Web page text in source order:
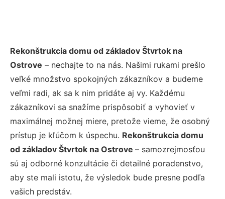
Rekonštrukcia domu od základov Štvrtok na
Ostrove – nechajte to na nás. Našimi rukami prešlo
veľké množstvo spokojných zákazníkov a budeme
veľmi radi, ak sa k nim pridáte aj vy. Každému
zákazníkovi sa snažíme prispôsobiť a vyhovieť v
maximálnej možnej miere, pretože vieme, že osobný
prístup je kľúčom k úspechu. Rekonštrukcia domu
od základov Štvrtok na Ostrove – samozrejmosťou
sú aj odborné konzultácie či detailné poradenstvo,
aby ste mali istotu, že výsledok bude presne podľa
vašich predstáv.